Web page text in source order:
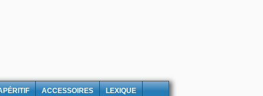
ACCESSOIRES LEXIQUE